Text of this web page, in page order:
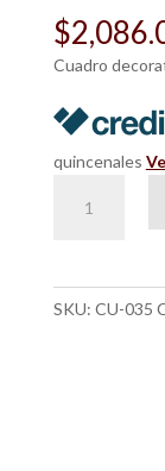
$
Cuadro
quincenales
Flora
SKU: CU-035